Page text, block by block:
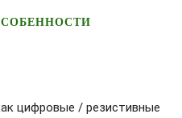
цифровые / резистивные